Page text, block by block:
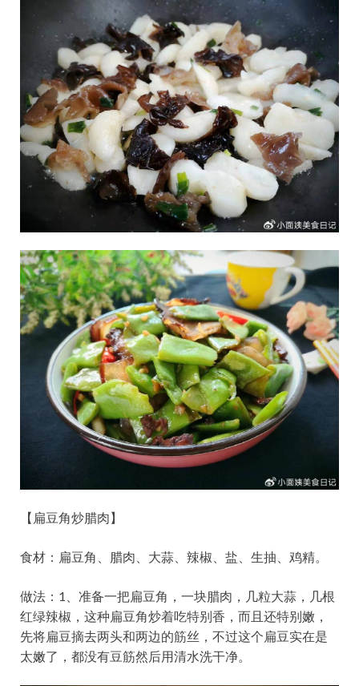
【扁豆角炒腊肉】
食材：扁豆角、腊肉、大蒜、辣椒、盐、生抽、鸡精。
做法：1、准备一把扁豆角，一块腊肉，几粒大蒜，几根
红绿辣椒，这种扁豆角炒着吃特别香，而且还特别嫩，
先将扁豆摘去两头和两边的筋丝，不过这个扁豆实在是
太嫩了，都没有豆筋然后用清水洗干净。